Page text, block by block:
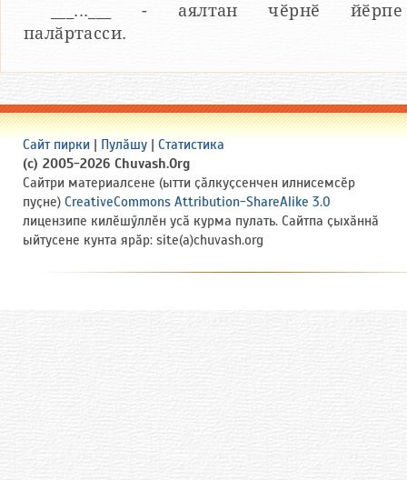
___...___ - аялтан чӗрнӗ йӗрпе
палӑртасси.
Сайт пирки | Пулӑшу | Статистика
(c) 2005-2026 Chuvash.Org
Сайтри материалсене (ытти ҫӑлкуҫсенчен илнисемсӗр
пуҫне) CreativeCommons Attribution-ShareAlike 3.0
лицензипе килӗшӳллӗн усӑ курма пулать. Сайтпа ҫыхӑннӑ
ыйтусене кунта ярӑр: site(a)chuvash.org